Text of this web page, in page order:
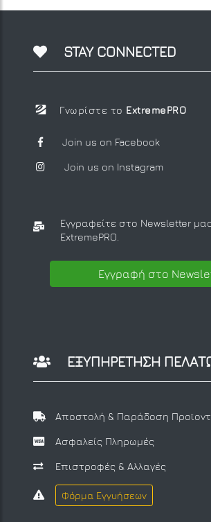
STAY CONNECTED
Γνωρίστε το ExtremePRO
Join us on Facebook
Join us on Instagram
Εγγραφείτε στο Newsletter μας
ExtremePRO.
Εγγραφή στο
ΕΞΥΠΗΡΕΤΗΣΗ
Αποστολή & Παράδοση
Ασφαλείς Πληρωμές
Επιστροφές & Αλλαγές
Φόρμα Εγγυήσεων